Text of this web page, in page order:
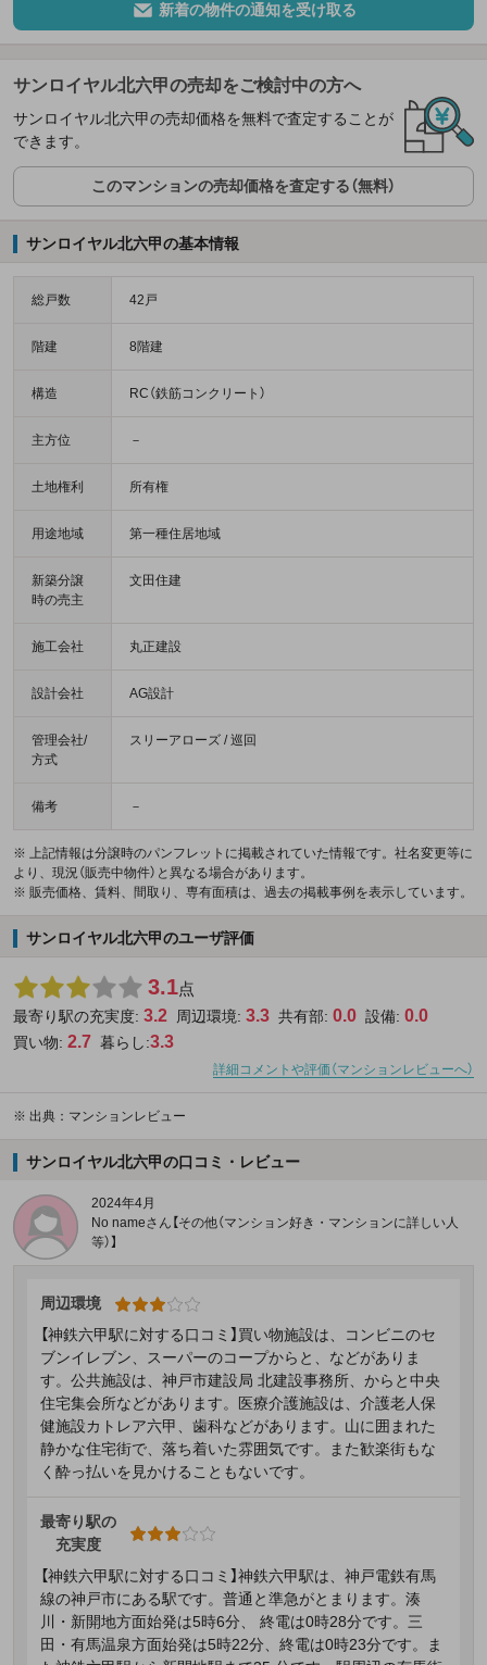
新着の物件の通知を受け取る
サンロイヤル北六甲の売却をご検討中の方へ
サンロイヤル北六甲の売却価格を無料で査定することが
できます。
このマンションの売却価格を査定する（無料）
サンロイヤル北六甲の基本情報
総戸数 42戸
階建 8階建
構造 RC（鉄筋コンクリート）
主方位 －
土地権利 所有権
用途地域 第一種住居地域
新築分譲
時の売主
文田住建
施工会社 丸正建設
設計会社 AG設計
管理会社/
方式
スリーアローズ / 巡回
備考 －
※ 上記情報は分譲時のパンフレットに掲載されていた情報です。社名変更等に
より、現況（販売中物件）と異なる場合があります。
※ 販売価格、賃料、間取り、専有面積は、過去の掲載事例を表示しています。
サンロイヤル北六甲のユーザ評価
3.1点
最寄り駅の充実度: 3.2 周辺環境: 3.3 共有部: 0.0 設備: 0.0
買い物: 2.7 暮らし:3.3
詳細コメントや評価（マンションレビューへ）
※ 出典：マンションレビュー
サンロイヤル北六甲の口コミ・レビュー
2024年4月
No nameさん【その他（マンション好き・マンションに詳しい人
等）】
周辺環境
【神鉄六甲駅に対する口コミ】買い物施設は、コンビニのセ
ブンイレブン、スーパーのコープからと、などがありま
す。公共施設は、神戸市建設局 北建設事務所、からと中央
住宅集会所などがあります。医療介護施設は、介護老人保
健施設カトレア六甲、歯科などがあります。山に囲まれた
静かな住宅街で、落ち着いた雰囲気です。また歓楽街もな
く酔っ払いを見かけることもないです。
最寄り駅の
充実度
【神鉄六甲駅に対する口コミ】神鉄六甲駅は、神戸電鉄有馬
線の神戸市にある駅です。普通と準急がとまります。湊
川・新開地方面始発は5時6分、 終電は0時28分です。三
田・有馬温泉方面始発は5時22分、終電は0時23分です。ま